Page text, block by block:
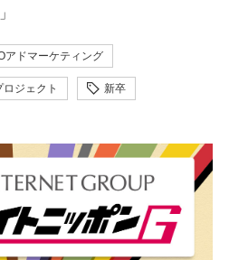
アドマーケティング
ロジェクト 新卒